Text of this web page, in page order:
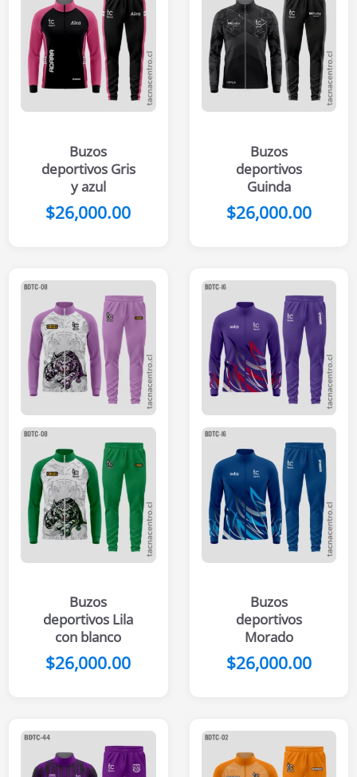
Buzos
deportivos Gris
y azul
$26,000.00
Buzos
deportivos
Guinda
$26,000.00
Buzos
deportivos Lila
con blanco
$26,000.00
Buzos
deportivos
Morado
$26,000.00